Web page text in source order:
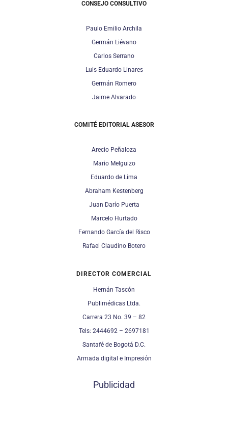
CONSEJO CONSULTIVO
Paulo Emilio Archila
Germán Liévano
Carlos Serrano
Luis Eduardo Linares
Germán Romero
Jaime Alvarado
COMITÉ EDITORIAL ASESOR
Arecio Peñaloza
Mario Melguizo
Eduardo de Lima
Abraham Kestenberg
Juan Darío Puerta
Marcelo Hurtado
Fernando García del Risco
Rafael Claudino Botero
DIRECTOR COMERCIAL
Hernán Tascón
Publimédicas Ltda.
Carrera 23 No. 39 – 82
Tels: 2444692 – 2697181
Santafé de Bogotá D.C.
Armada digital e Impresión
Publicidad